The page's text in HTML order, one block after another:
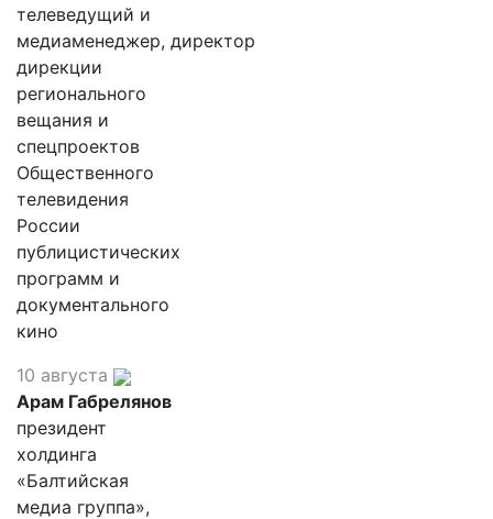
телеведущий и
медиаменеджер, директор
дирекции
регионального
вещания и
спецпроектов
Общественного
телевидения
России
публицистических
программ и
документального
кино
10 августа
Арам Габрелянов
президент
холдинга
«Балтийская
медиа группа»,